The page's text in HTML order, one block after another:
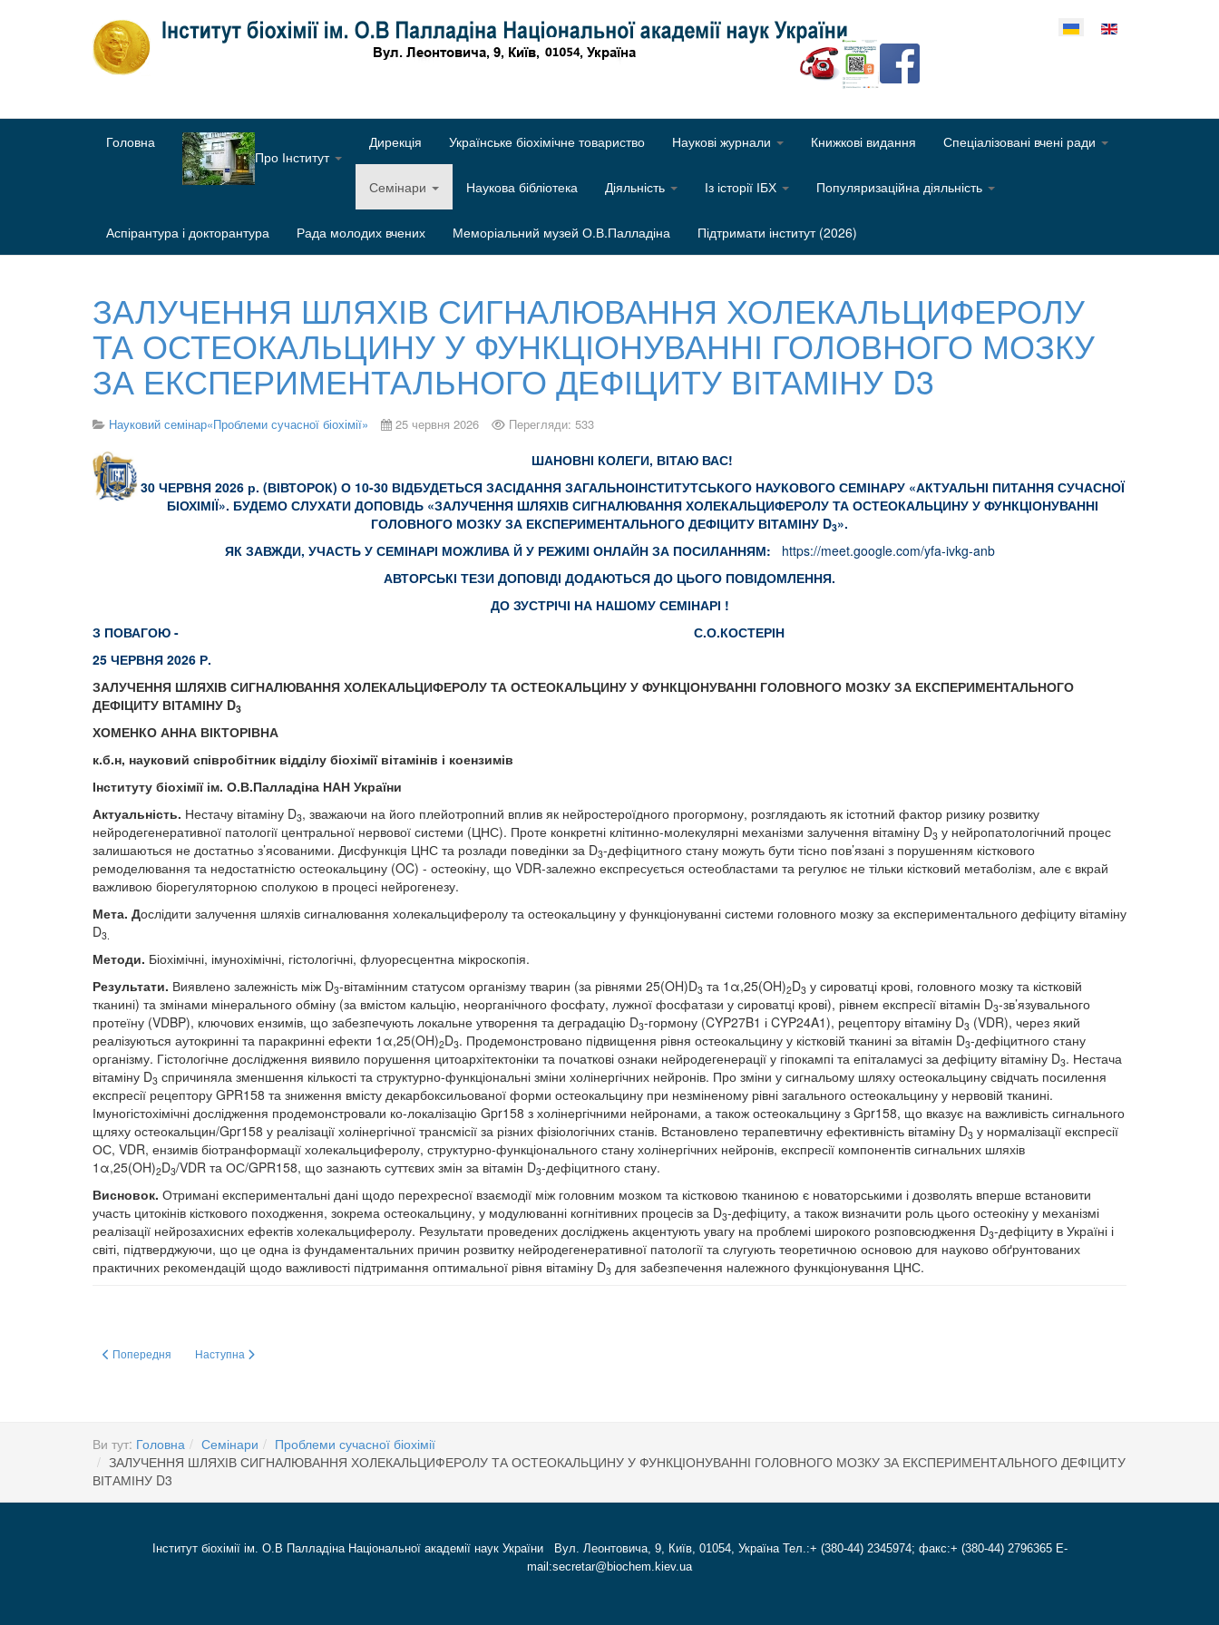
Оберіть свою мову
Головна
Про Інститут
Дирекція Українське біохімічне товариство Наукові журнали Книжкові видання Спеціалізовані вчені ради
Семінари Наукова бібліотека Діяльність Із історії ІБХ Популяризаційна діяльність
Аспірантура і докторантура Рада молодих вчених Меморіальний музей О.В.Палладіна Підтримати інститут (2026)
ЗАЛУЧЕННЯ ШЛЯХІВ СИГНАЛЮВАННЯ ХОЛЕКАЛЬЦИФЕРОЛУ
ТА ОСТЕОКАЛЬЦИНУ У ФУНКЦІОНУВАННІ ГОЛОВНОГО МОЗКУ
ЗА ЕКСПЕРИМЕНТАЛЬНОГО ДЕФІЦИТУ ВІТАМІНУ D3
Науковий семінар«Проблеми сучасної біохімії» 25 червня 2026 Перегляди: 533
ШАНОВНІ КОЛЕГИ, ВІТАЮ ВАС!
30 ЧЕРВНЯ 2026 р. (ВІВТОРОК) О 10-30 ВІДБУДЕТЬСЯ ЗАСІДАННЯ ЗАГАЛЬНОІНСТИТУТСЬКОГО НАУКОВОГО СЕМІНАРУ «АКТУАЛЬНІ ПИТАННЯ СУЧАСНОЇ
БІОХІМІЇ». БУДЕМО СЛУХАТИ ДОПОВІДЬ «ЗАЛУЧЕННЯ ШЛЯХІВ СИГНАЛЮВАННЯ ХОЛЕКАЛЬЦИФЕРОЛУ ТА ОСТЕОКАЛЬЦИНУ У ФУНКЦІОНУВАННІ
ГОЛОВНОГО МОЗКУ ЗА ЕКСПЕРИМЕНТАЛЬНОГО ДЕФІЦИТУ ВІТАМІНУ D3».
ЯК ЗАВЖДИ, УЧАСТЬ У СЕМІНАРІ МОЖЛИВА Й У РЕЖИМІ ОНЛАЙН ЗА ПОСИЛАННЯМ:
https://meet.google.com/yfa-ivkg-anb
АВТОРСЬКІ ТЕЗИ ДОПОВІДІ ДОДАЮТЬСЯ ДО ЦЬОГО ПОВІДОМЛЕННЯ.
ДО ЗУСТРІЧІ НА НАШОМУ СЕМІНАРІ !
З ПОВАГОЮ - С.О.КОСТЕРІН
25 ЧЕРВНЯ 2026 Р.
ЗАЛУЧЕННЯ ШЛЯХІВ СИГНАЛЮВАННЯ ХОЛЕКАЛЬЦИФЕРОЛУ ТА ОСТЕОКАЛЬЦИНУ У ФУНКЦІОНУВАННІ ГОЛОВНОГО МОЗКУ ЗА ЕКСПЕРИМЕНТАЛЬНОГО
ДЕФІЦИТУ ВІТАМІНУ D3
ХОМЕНКО АННА ВІКТОРІВНА
к.б.н, науковий співробітник відділу біохімії вітамінів і коензимів
Інституту біохімії ім. О.В.Палладіна НАН України
Актуальність. Нестачу вітаміну D3, зважаючи на його плейотропний вплив як нейростероїдного прогормону, розглядають як істотний фактор ризику розвитку
нейродегенеративної патології центральної нервової системи (ЦНС). Проте конкретні клітинно-молекулярні механізми залучення вітаміну D3 у нейропатологічний процес
залишаються не достатньо з’ясованими. Дисфункція ЦНС та розлади поведінки за D3-дефіцитного стану можуть бути тісно пов’язані з порушенням кісткового
ремоделювання та недостатністю остеокальцину (OC) - остеокіну, що VDR-залежно експресується остеобластами та регулює не тільки кістковий метаболізм, але є вкрай
важливою біорегуляторною сполукою в процесі нейрогенезу.
Мета. Дослідити залучення шляхів сигналювання холекальциферолу та остеокальцину у функціонуванні системи головного мозку за експериментального дефіциту вітаміну
D3.
Методи. Біохімічні, імунохімічні, гістологічні, флуоресцентна мікроскопія.
Результати. Виявлено залежність між D3-вітамінним статусом організму тварин (за рівнями 25(OH)D3 та 1α,25(OH)2D3 у сироватці крові, головного мозку та кістковій
тканині) та змінами мінерального обміну (за вмістом кальцію, неорганічного фосфату, лужної фосфатази у сироватці крові), рівнем експресії вітамін D3-зв’язувального
протеїну (VDBP), ключових ензимів, що забезпечують локальне утворення та деградацію D3-гормону (CYP27B1 і CYP24A1), рецептору вітаміну D3 (VDR), через який
реалізуються аутокринні та паракринні ефекти 1α,25(OH)2D3. Продемонстровано підвищення рівня остеокальцину у кістковій тканині за вітамін D3-дефіцитного стану
організму. Гістологічне дослідження виявило порушення цитоархітектоніки та початкові ознаки нейродегенерації у гіпокампі та епіталамусі за дефіциту вітаміну D3. Нестача
вітаміну D3 спричиняла зменшення кількості та структурно-функціональні зміни холінергічних нейронів. Про зміни у сигнальому шляху остеокальцину свідчать посилення
експресії рецептору GPR158 та зниження вмісту декарбоксильованої форми остеокальцину при незміненому рівні загального остеокальцину у нервовій тканині.
Імуногістохімічні дослідження продемонстровали ко-локалізацію Gpr158 з холінергічними нейронами, а також остеокальцину з Gpr158, що вказує на важливість сигнального
щляху остеокальцин/Gpr158 у реалізації холінергічної трансмісії за різних фізіологічних станів. Встановлено терапевтичну ефективність вітаміну D3 у нормалізації експресії
ОС, VDR, ензимів біотранформації холекальциферолу, структурно-функціонального стану холінергічних нейронів, експресії компонентів сигнальних шляхів
1α,25(OH)2D3/VDR та ОС/GPR158, що зазнають суттєвих змін за вітамін D3-дефіцитного стану.
Висновок. Отримані експериментальні дані щодо перехресної взаємодії між головним мозком та кістковою тканиною є новаторськими і дозволять вперше встановити
участь цитокінів кісткового походження, зокрема остеокальцину, у модулюванні когнітивних процесів за D3-дефіциту, а також визначити роль цього остеокіну у механізмі
реалізації нейрозахисних ефектів холекальциферолу. Результати проведених досліджень акцентують увагу на проблемі широкого розповсюдження D3-дефіциту в Україні і
світі, підтверджуючи, що це одна із фундаментальних причин розвитку нейродегенеративної патології та слугують теоретичною основою для науково обґрунтованих
практичних рекомендацій щодо важливості підтримання оптимальної рівня вітаміну D3 для забезпечення належного функціонування ЦНС.
Попередня стаття: Нейроактивні забруднювачі навколишнього середовища: мембрано‑асоційовані механізми дії та шляхи подолання нейротоксичності
Попередня Наступна стаття: РЕГУЛЮВАННЯ АКТИВНОСТІ ТРОМБІНУ І ПЛАЗМІНУ В ПРОЦЕСІ ФОРМУВАННЯ І РОЗЧИНЕННЯ ЗГУСТКУ В ПЛАЗМІ КРОВІ ЛЮДИНИ
Наступна
Ви тут: Головна Семінари
Проблеми сучасної біохімії
ЗАЛУЧЕННЯ ШЛЯХІВ СИГНАЛЮВАННЯ ХОЛЕКАЛЬЦИФЕРОЛУ ТА ОСТЕОКАЛЬЦИНУ У ФУНКЦІОНУВАННІ ГОЛОВНОГО МОЗКУ ЗА ЕКСПЕРИМЕНТАЛЬНОГО ДЕФІЦИТУ
ВІТАМІНУ D3
Інститут біохімії ім. О.В Палладіна Національної академії наук України Вул. Леонтовича, 9, Київ, 01054, Україна Тел.:+ (380-44) 2345974; факс:+ (380-44) 2796365 E-
mail:secretar@biochem.kiev.ua